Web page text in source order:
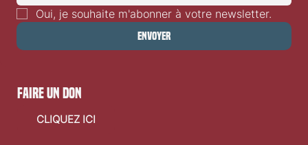
Oui, je souhaite m'abonner à votre newsletter.
Envoyer
faire un don
CLIQUEZ ICI